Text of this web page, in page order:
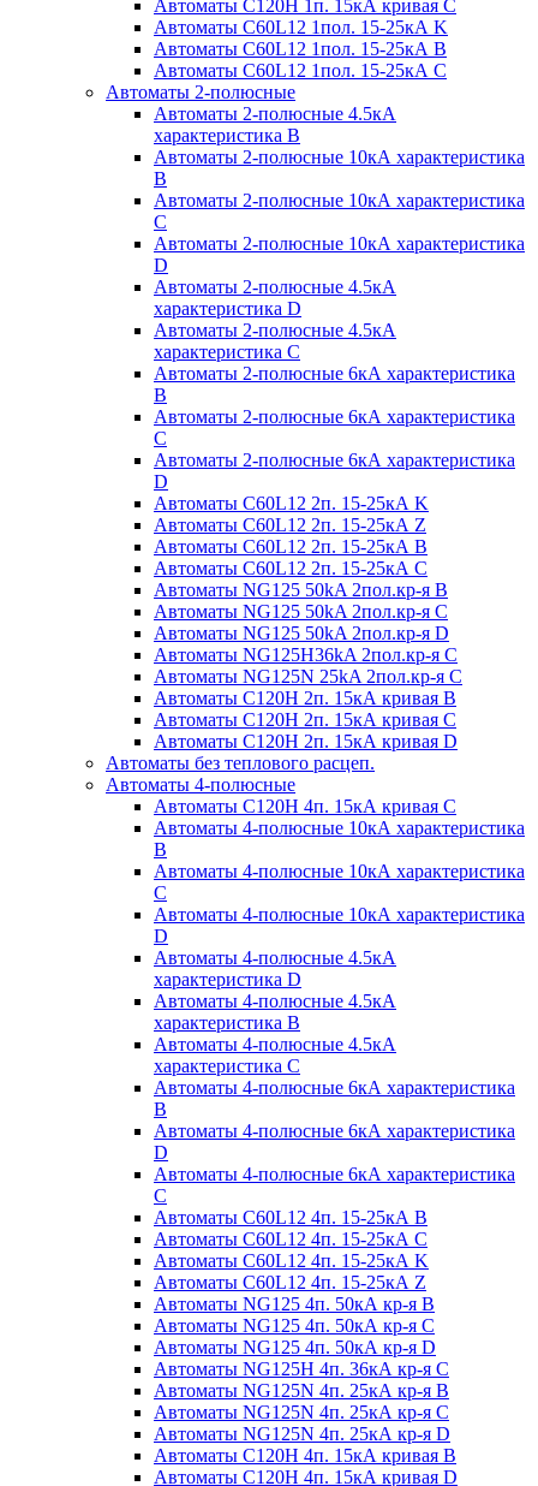
Автоматы С120H 1п. 15кА кривая С
Автоматы С60L12 1пол. 15-25кА K
Автоматы С60L12 1пол. 15-25кА В
Автоматы С60L12 1пол. 15-25кА С
Автоматы 2-полюсные
Автоматы 2-полюсные 4.5кА
характеристика В
Автоматы 2-полюсные 10кА характеристика
B
Автоматы 2-полюсные 10кА характеристика
C
Автоматы 2-полюсные 10кА характеристика
D
Автоматы 2-полюсные 4.5кА
характеристика D
Автоматы 2-полюсные 4.5кА
характеристика С
Автоматы 2-полюсные 6кА характеристика
B
Автоматы 2-полюсные 6кА характеристика
C
Автоматы 2-полюсные 6кА характеристика
D
Автоматы C60L12 2п. 15-25кА K
Автоматы C60L12 2п. 15-25кА Z
Автоматы C60L12 2п. 15-25кА B
Автоматы C60L12 2п. 15-25кА C
Автоматы NG125 50kA 2пол.кр-я B
Автоматы NG125 50kA 2пол.кр-я C
Автоматы NG125 50kA 2пол.кр-я D
Автоматы NG125H36kA 2пол.кр-я C
Автоматы NG125N 25kA 2пол.кр-я C
Автоматы С120H 2п. 15кА кривая B
Автоматы С120H 2п. 15кА кривая C
Автоматы С120H 2п. 15кА кривая D
Автоматы без теплового расцеп.
Автоматы 4-полюсные
Автоматы С120H 4п. 15кА кривая C
Автоматы 4-полюсные 10кА характеристика
B
Автоматы 4-полюсные 10кА характеристика
C
Автоматы 4-полюсные 10кА характеристика
D
Автоматы 4-полюсные 4.5кА
характеристика D
Автоматы 4-полюсные 4.5кА
характеристика В
Автоматы 4-полюсные 4.5кА
характеристика С
Автоматы 4-полюсные 6кА характеристика
B
Автоматы 4-полюсные 6кА характеристика
D
Автоматы 4-полюсные 6кА характеристика
С
Автоматы C60L12 4п. 15-25кА B
Автоматы C60L12 4п. 15-25кА C
Автоматы C60L12 4п. 15-25кА K
Автоматы C60L12 4п. 15-25кА Z
Автоматы NG125 4п. 50кА кр-я B
Автоматы NG125 4п. 50кА кр-я C
Автоматы NG125 4п. 50кА кр-я D
Автоматы NG125H 4п. 36кА кр-я C
Автоматы NG125N 4п. 25кА кр-я B
Автоматы NG125N 4п. 25кА кр-я C
Автоматы NG125N 4п. 25кА кр-я D
Автоматы С120H 4п. 15кА кривая B
Автоматы С120H 4п. 15кА кривая D